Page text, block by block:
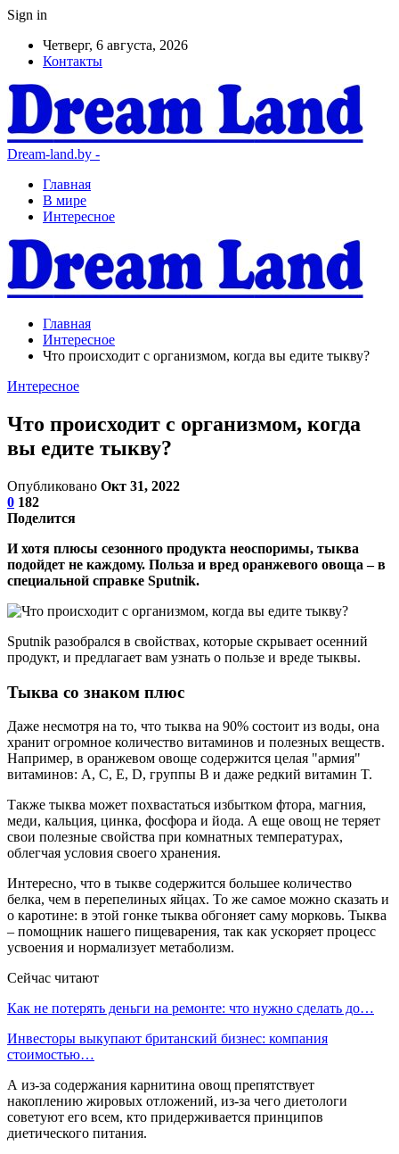
Sign in
Четверг, 6 августа, 2026
Контакты
Dream-land.by -
Главная
В мире
Интересное
Главная
Интересное
Что происходит с организмом, когда вы едите тыкву?
Интересное
Что происходит с организмом, когда
вы едите тыкву?
Опубликовано Окт 31, 2022
0 182
Поделится
И хотя плюсы сезонного продукта неоспоримы, тыква
подойдет не каждому. Польза и вред оранжевого овоща – в
специальной справке Sputnik.
Sputnik разобрался в свойствах, которые скрывает осенний
продукт, и предлагает вам узнать о пользе и вреде тыквы.
Тыква со знаком плюс
Даже несмотря на то, что тыква на 90% состоит из воды, она
хранит огромное количество витаминов и полезных веществ.
Например, в оранжевом овоще содержится целая "армия"
витаминов: А, С, Е, D, группы B и даже редкий витамин T.
Также тыква может похвастаться избытком фтора, магния,
меди, кальция, цинка, фосфора и йода. А еще овощ не теряет
свои полезные свойства при комнатных температурах,
облегчая условия своего хранения.
Интересно, что в тыкве содержится большее количество
белка, чем в перепелиных яйцах. То же самое можно сказать и
о каротине: в этой гонке тыква обгоняет саму морковь. Тыква
– помощник нашего пищеварения, так как ускоряет процесс
усвоения и нормализует метаболизм.
Сейчас читают
Как не потерять деньги на ремонте: что нужно сделать до…
Инвесторы выкупают британский бизнес: компания
стоимостью…
А из-за содержания карнитина овощ препятствует
накоплению жировых отложений, из-за чего диетологи
советуют его всем, кто придерживается принципов
диетического питания.